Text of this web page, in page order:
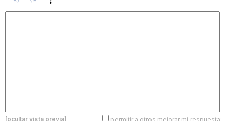
[ocultar vista previa]